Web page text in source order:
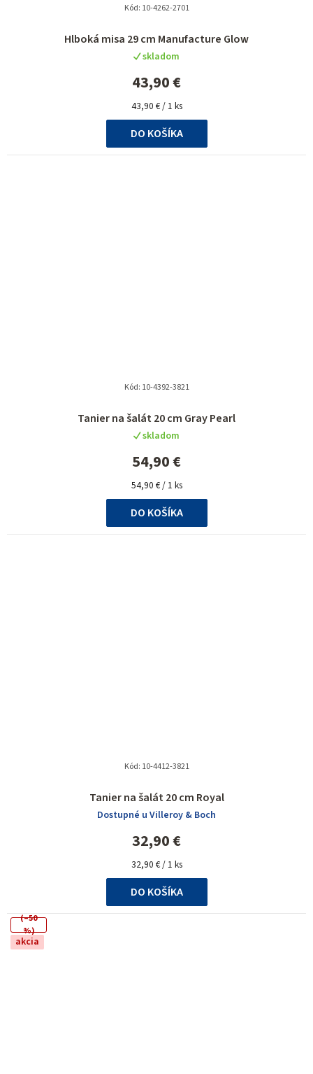
Hlboká misa 29 cm Manufacture Glow
skladom
43,90 €
Jednotková
cena:
43,90 € / 1 ks
DO KOŠÍKA
Kód: 10-4262-2701
Tanier na šalát 20 cm Gray Pearl
skladom
54,90 €
Jednotková
cena:
54,90 € / 1 ks
DO KOŠÍKA
Kód: 10-4392-3821
Tanier na šalát 20 cm Royal
Dostupné u Villeroy & Boch
32,90 €
Jednotková
cena:
32,90 € / 1 ks
DO KOŠÍKA
Kód: 10-4412-3821
akcia
(–50
%)